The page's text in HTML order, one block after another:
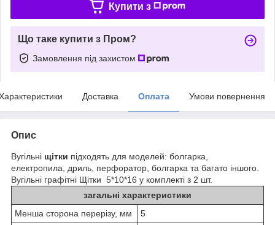
Купити з
Що таке купити з Пром?
Замовлення під захистом
Доставка Оплата Умови повернення
Опис
Вугільні щітки підходять для моделей: болгарка,
електропила, дриль, перфоратор, болгарка та багато іншого.
Вугільні графітні Щітки 5*10*16 у комплекті з 2 шт.
загальні характеристики
Менша сторона перерізу, мм
5